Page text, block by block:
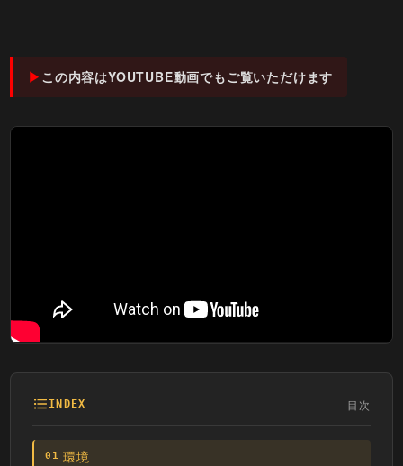
この内容はYOUTUBE動画でもご覧いただけます
INDEX 目次
01 環境